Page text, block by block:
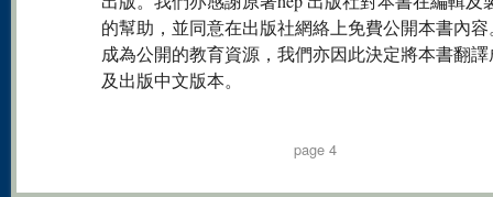
的幫助，並同意在出版社網絡上免費公開本書內
成為公開的教育資源，我們亦因此決定將本書翻
及出版中文版本。
page 4